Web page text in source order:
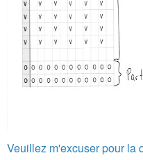
Veuillez m'excuser pour la